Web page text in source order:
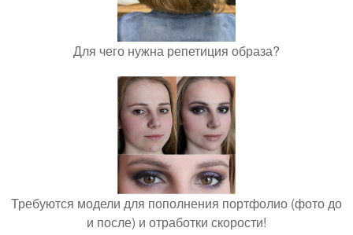
Для чего нужна репетиция образа?
Требуются модели для пополнения портфолио (фото до
и после) и отработки скорости!